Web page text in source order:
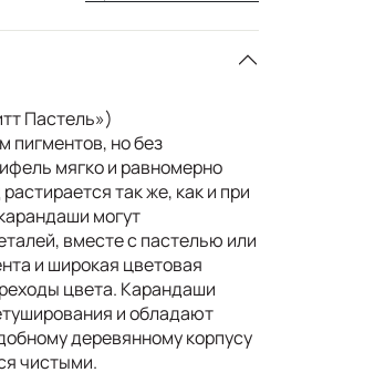
Пастель»)
пигментов, но без
мягко и равномерно
так же, как и при
могут
вместе с пастелью или
и широкая цветовая
цвета. Карандаши
и обладают
деревянному корпусу
чистыми.